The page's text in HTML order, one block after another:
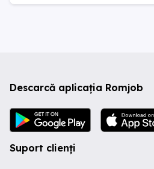
Descarcă aplicația Romjob
Suport clienți